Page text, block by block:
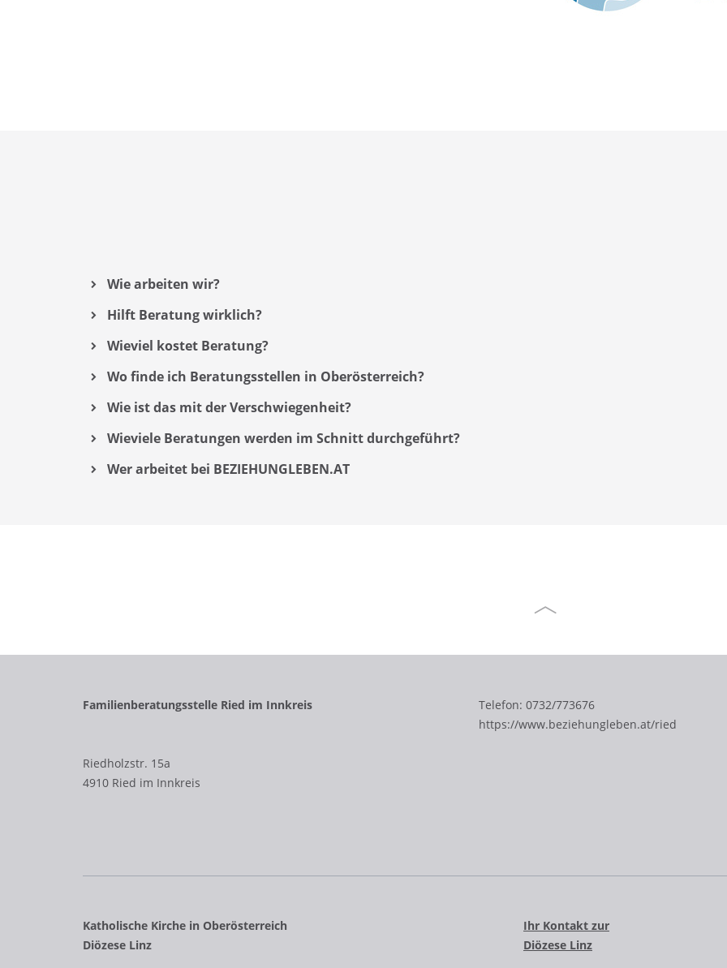
Wie arbeiten wir?
Hilft Beratung wirklich?
Wieviel kostet Beratung?
Wo finde ich Beratungsstellen in Oberösterreich?
Wie ist das mit der Verschwiegenheit?
Wieviele Beratungen werden im Schnitt durchgeführt?
Wer arbeitet bei BEZIEHUNGLEBEN.AT
Familienberatungsstelle Ried im Innkreis
Riedholzstr. 15a
4910 Ried im Innkreis
Telefon: 0732/773676
https://www.beziehungleben.at/ried
Katholische Kirche in Oberösterreich
Diözese Linz
Ihr Kontakt zur
Diözese Linz